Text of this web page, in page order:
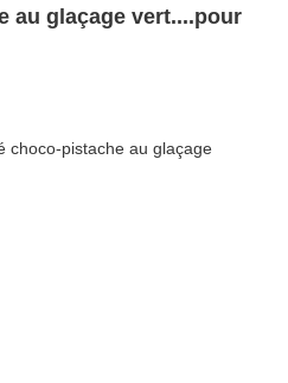
au glaçage vert....pour